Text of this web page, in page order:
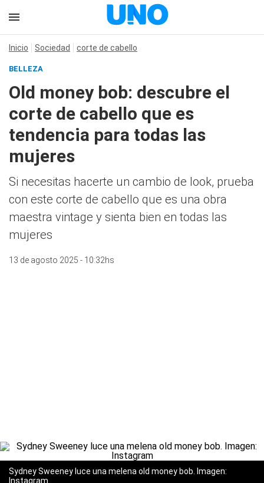
Inicio Sociedad corte de cabello
BELLEZA
Old money bob: descubre el
corte de cabello que es
tendencia para todas las
mujeres
Si necesitas hacerte un cambio de look, prueba
con este corte de cabello que es una obra
maestra vintage y sienta bien en todas las
mujeres
13 de agosto 2025 - 10:32hs
Sydney Sweeney luce una melena old money bob. Imagen:
Instagram